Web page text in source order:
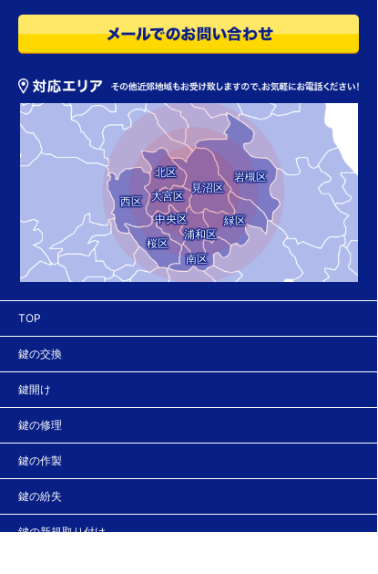
西区
北区
大宮区
中央区
桜区
見沼区
岩槻区
緑区
浦和区
南区
TOP
鍵の交換
鍵開け
鍵の修理
鍵の作製
鍵の紛失
鍵の新規取り付け